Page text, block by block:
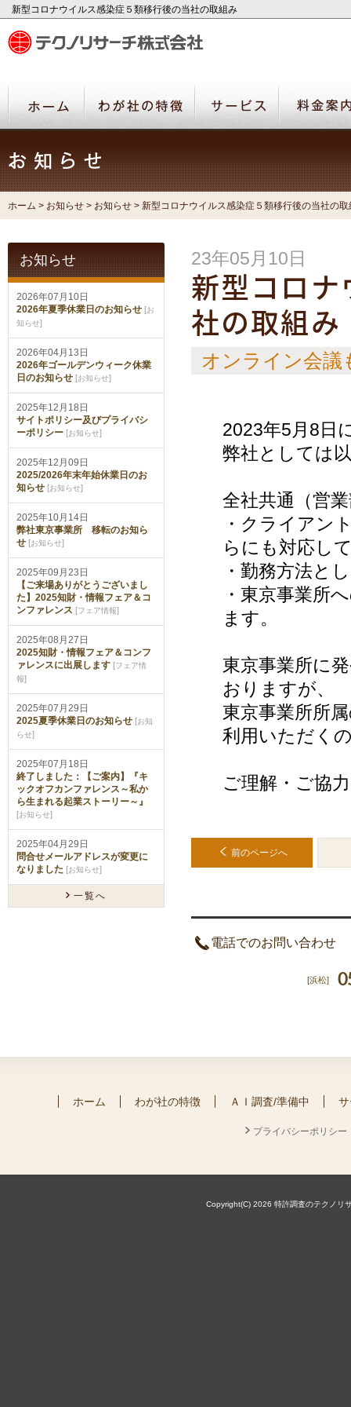
新型コロナウイルス感染症５類移行後の当社の取組み
ホーム > お知らせ > お知らせ > 新型コロナウイルス感染症５類移行後の当社の取
23年05月10日
新型コロナ
社の取組み
オンライン会議
2023年5月8日
弊社としては
全社共通（営
・クライアン
らにも対応し
・勤務方法と
・東京事業所
ます。
東京事業所に
おりますが、
東京事業所所
利用いただく
ご理解・ご協
前のページへ
電話でのお問い合わせ
[浜松]
お知らせ
2026年07月10日
2026年夏季休業日のお知らせ [お
知らせ]
2026年04月13日
2026年ゴールデンウィーク休業
日のお知らせ [お知らせ]
2025年12月18日
サイトポリシー及びプライバシ
ーポリシー [お知らせ]
2025年12月09日
2025/2026年末年始休業日のお
知らせ [お知らせ]
2025年10月14日
弊社東京事業所 移転のお知ら
せ [お知らせ]
2025年09月23日
【ご来場ありがとうございまし
た】2025知財・情報フェア＆コ
ンファレンス [フェア情報]
2025年08月27日
2025知財・情報フェア＆コンフ
ァレンスに出展します [フェア情
報]
2025年07月29日
2025夏季休業日のお知らせ [お知
らせ]
2025年07月18日
終了しました：【ご案内】『キ
ックオフカンファレンス～私か
ら生まれる起業ストーリー～』
[お知らせ]
2025年04月29日
問合せメールアドレスが変更に
なりました [お知らせ]
一覧へ
ホーム わが社の特徴 ＡＩ調査/準備中
プライバシーポリシー
Copyright(C) 2026 特許調査のテクノリ